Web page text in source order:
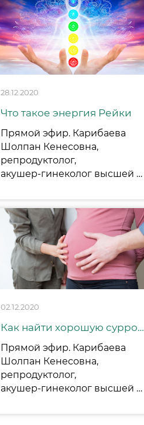
28.12.2020
Что такое энергия Рейки
Прямой эфир. Карибаева
Шолпан Кенесовна,
репродуктолог,
акушер-гинеколог высшей категории, директор по стратегическому развитию и Дегтярёва Ирина, Мастер Рэйки, Астролог
02.12.2020
Как найти хорошую суррогатную маму, качественного донора яйцеклеток. Кто помогает в этом поиске?
Прямой эфир. Карибаева
Шолпан Кенесовна,
репродуктолог,
акушер-гинеколог высшей категории, директор по стратегическому развитию и Айгуль Едыгенова, директор агентства суррогатного материнства «Вита».